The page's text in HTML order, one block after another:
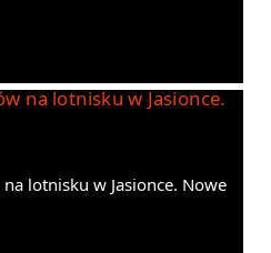
lotnisku w Jasionce. Nowe